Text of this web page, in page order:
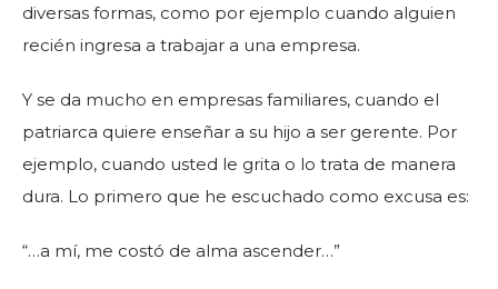
diversas formas, como por ejemplo cuando alguien
recién ingresa a trabajar a una empresa.
Y se da mucho en empresas familiares, cuando el
patriarca quiere enseñar a su hijo a ser gerente. Por
ejemplo, cuando usted le grita o lo trata de manera
dura. Lo primero que he escuchado como excusa es:
“…a mí, me costó de alma ascender…”